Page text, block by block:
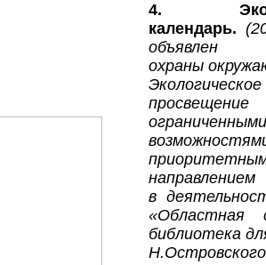
4.
календарь.
охраны
Экологическое
ограниченными
направлением
в
«Областная
библиотека